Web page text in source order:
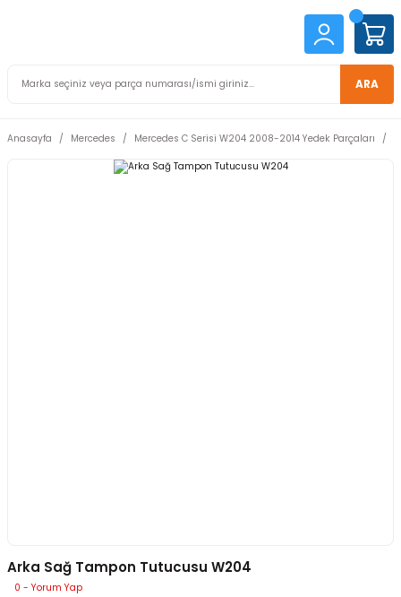
ARA
Anasayfa Mercedes Mercedes C Serisi W204 2008-2014 Yedek Parçaları
Arka Sağ Tampon Tutucusu W204
0 - Yorum Yap